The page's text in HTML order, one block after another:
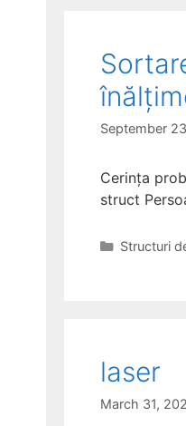
September
Cerința
struct
Categories
Structuri
laser
March 31,